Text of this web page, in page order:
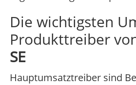
Die wichtigsten
Produkttreiber
SE
Hauptumsatztreiber sind